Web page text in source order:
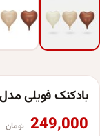
بادکنک فویلی مدل
249,000 تومان